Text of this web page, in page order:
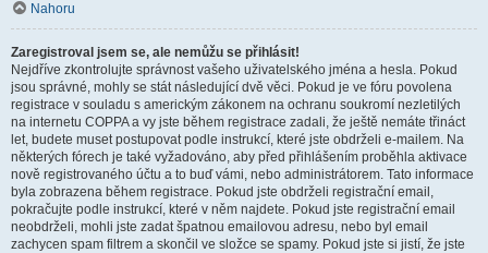
Nahoru
Zaregistroval jsem se, ale nemůžu se přihlásit!
Nejdříve zkontrolujte správnost vašeho uživatelského jména a hesla. Pokud
jsou správné, mohly se stát následující dvě věci. Pokud je ve fóru povolena
registrace v souladu s americkým zákonem na ochranu soukromí nezletilých
na internetu COPPA a vy jste během registrace zadali, že ještě nemáte třináct
let, budete muset postupovat podle instrukcí, které jste obdrželi e-mailem. Na
některých fórech je také vyžadováno, aby před přihlášením proběhla aktivace
nově registrovaného účtu a to buď vámi, nebo administrátorem. Tato informace
byla zobrazena během registrace. Pokud jste obdrželi registrační email,
pokračujte podle instrukcí, které v něm najdete. Pokud jste registrační email
neobdrželi, mohli jste zadat špatnou emailovou adresu, nebo byl email
zachycen spam filtrem a skončil ve složce se spamy. Pokud jste si jistí, že jste